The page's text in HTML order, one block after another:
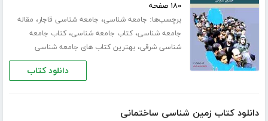
۱۸۰ صفحه
برچسب‌ها: جامعه شناسی، جامعه شناسی قاجار، مقاله
جامعه شناسی،کتاب جامعه شناسی،کتاب جامعه
شناسی شرقی،بهترین کتاب های جامعه شناسی
دانلود کتاب
دانلود کتاب زمین شناسی ساختمانی